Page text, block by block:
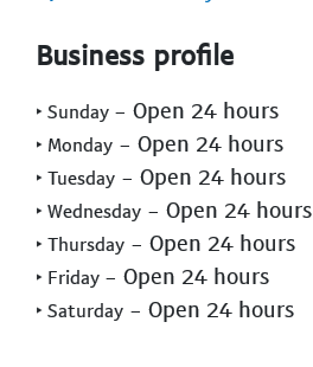
Business profile
‣ Sunday - Open 24 hours
‣ Monday - Open 24 hours
‣ Tuesday - Open 24 hours
‣ Wednesday - Open 24 hours
‣ Thursday - Open 24 hours
‣ Friday - Open 24 hours
‣ Saturday - Open 24 hours